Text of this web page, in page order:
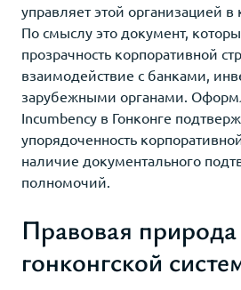
управляет этой организацией
По смыслу это документ,
прозрачность корпоративной
взаимодействие с банками,
зарубежными органами.
Incumbency в Гонконге
упорядоченность
наличие документального
полномочий.
Правовая
гонконгской